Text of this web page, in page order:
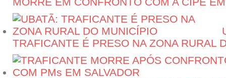
TRAFICANTE É PRESO NA ZONA RURAL